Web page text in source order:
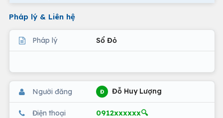
Pháp lý & Liên hệ
Pháp lý Sổ Đỏ
Người đăng Đ Đỗ Huy Lượng
Điện thoại 0912xxxxxx🔍